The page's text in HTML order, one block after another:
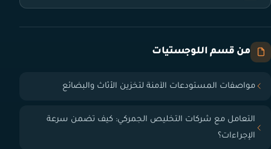
من قسم اللوجستيات
مواصفات المستودعات الآمنة لتخزين الأثاث والبضائع
التعامل مع شركات التخليص الجمركي: كيف تضمن سرعة
الإجراءات؟